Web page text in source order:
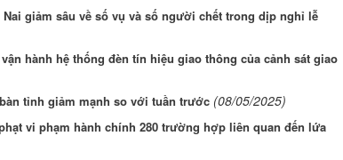
giảm sâu về số vụ và số người chết trong dịp nghỉ lễ
hành hệ thống đèn tín hiệu giao thông của cảnh sát giao
tỉnh giảm mạnh so với tuần trước (08/05/2025)
vi phạm hành chính 280 trường hợp liên quan đến lứa